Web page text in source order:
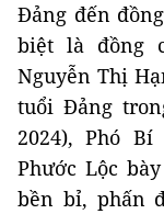
Đảng đến
biệt là đồng
Nguyễn Thị
tuổi Đảng
2024), Phó
Phước Lộc
bền bỉ, phấn